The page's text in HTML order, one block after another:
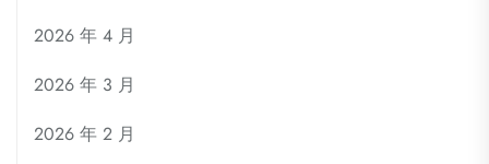
2026 年 4 月
2026 年 3 月
2026 年 2 月